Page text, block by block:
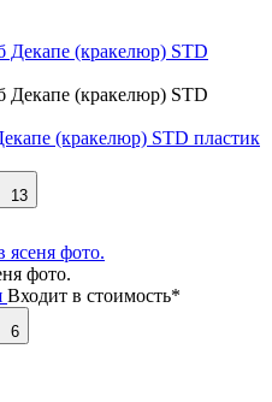
(кракелюр) STD пластик
13
Входит в стоимость*
6